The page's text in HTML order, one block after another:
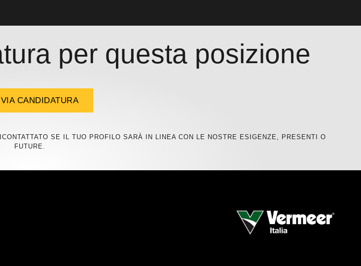
per questa posizione
CANDIDATURA
SE IL TUO PROFILO SARÀ IN LINEA CON LE NOSTRE ESIGENZE, PRESENTI O
FUTURE.